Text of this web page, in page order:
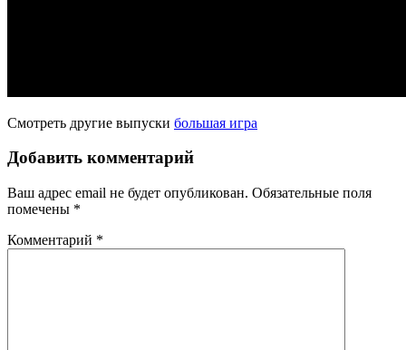
Смотреть другие выпуски большая игра
Добавить комментарий
Ваш адрес email не будет опубликован. Обязательные поля
помечены *
Комментарий *